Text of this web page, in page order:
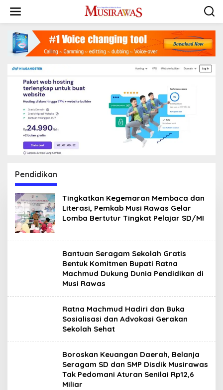
w
Pendidikan
Tingkatkan Kegemaran Membaca dan
Literasi, Pemkab Musi Rawas Gelar
Lomba Bertutur Tingkat Pelajar SD/MI
Bantuan Seragam Sekolah Gratis
Bentuk Komitmen Bupati Ratna
Machmud Dukung Dunia Pendidikan di
Musi Rawas
Ratna Machmud Hadiri dan Buka
Sosialisasi dan Advokasi Gerakan
Sekolah Sehat
Boroskan Keuangan Daerah, Belanja
Seragam SD dan SMP Disdik Musirawas
Tak Pedomani Aturan Senilai Rp12,6
Miliar